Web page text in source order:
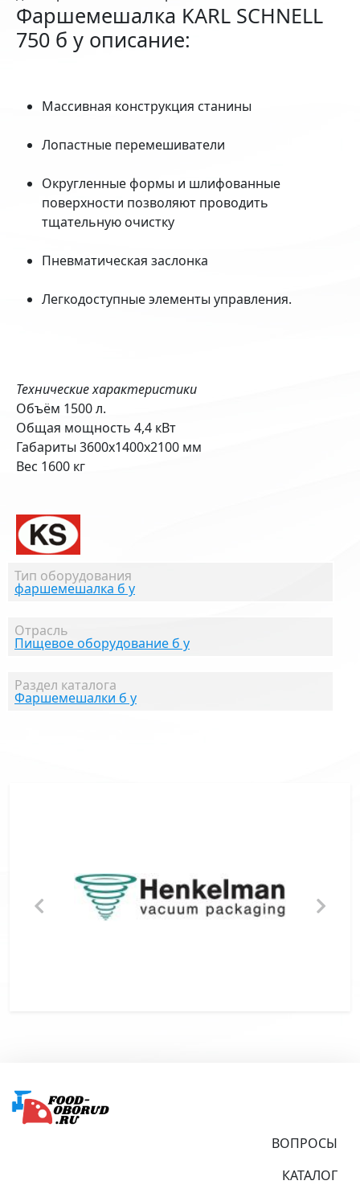
Тип оборудования
фаршемешалка б у
Отрасль
Пищевое оборудование б у
Раздел каталога
Фаршемешалки б у
Фаршемешалка KARL SCHNELL
750 б у описание:
Массивная конструкция станины
Лопастные перемешиватели
Округленные формы и шлифованные
поверхности позволяют проводить
тщательную очистку
Пневматическая заслонка
Легкодоступные элементы управления.
Технические характеристики
Объём 1500 л.
Общая мощность 4,4 кВт
Габариты 3600х1400х2100 мм
Вес 1600 кг
ВОПРОСЫ
КАТАЛОГ